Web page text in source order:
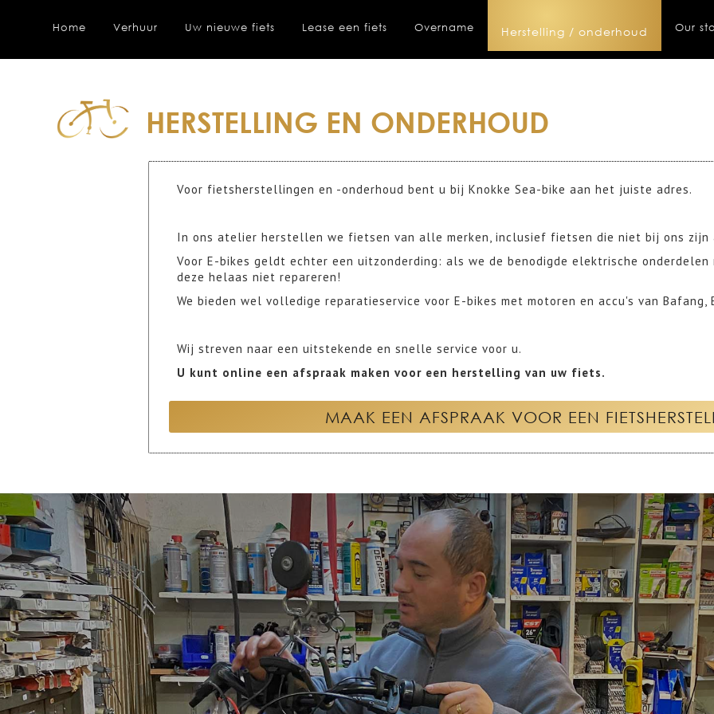
Home Verhuur Uw nieuwe fiets Lease een fiets Overname Herstelling / onderhoud Our
HERSTELLING EN ONDERHOUD
Voor fietsherstellingen en -onderhoud bent u bij Knokke Sea-bike aan het juiste adres.
In ons atelier herstellen we fietsen van alle merken, inclusief fietsen die niet bij ons zijn
Voor E-bikes geldt echter een uitzonderding: als we de benodigde elektrische
deze helaas niet repareren!
We bieden wel volledige reparatieservice voor E-bikes met motoren en accu's van Bafang,
Wij streven naar een uitstekende en snelle service voor u.
U kunt online een afspraak maken voor een herstelling van uw fiets.
MAAK EEN AFSPRAAK VOOR EEN